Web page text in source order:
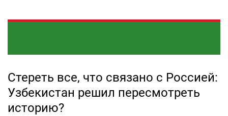
Стереть все, что связано с Россией:
Узбекистан решил пересмотреть
историю?